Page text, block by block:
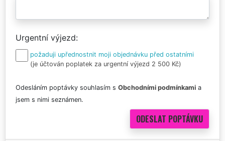
Urgentní výjezd
požaduji upřednostnit moji objednávku před ostatními
(je účtován poplatek za urgentní výjezd 2 500 Kč)
Odesláním poptávky souhlasím s Obchodními podmínkami a
jsem s nimi seznámen.